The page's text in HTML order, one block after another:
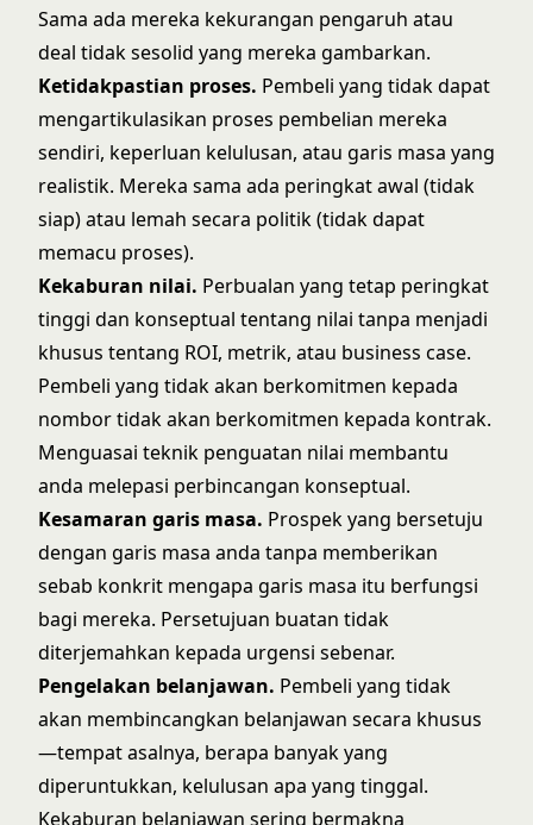
Sama ada mereka kekurangan pengaruh atau
deal tidak sesolid yang mereka gambarkan.
Ketidakpastian proses. Pembeli yang tidak dapat
mengartikulasikan proses pembelian mereka
sendiri, keperluan kelulusan, atau garis masa yang
realistik. Mereka sama ada peringkat awal (tidak
siap) atau lemah secara politik (tidak dapat
memacu proses).
Kekaburan nilai. Perbualan yang tetap peringkat
tinggi dan konseptual tentang nilai tanpa menjadi
khusus tentang ROI, metrik, atau business case.
Pembeli yang tidak akan berkomitmen kepada
nombor tidak akan berkomitmen kepada kontrak.
Menguasai teknik penguatan nilai membantu
anda melepasi perbincangan konseptual.
Kesamaran garis masa. Prospek yang bersetuju
dengan garis masa anda tanpa memberikan
sebab konkrit mengapa garis masa itu berfungsi
bagi mereka. Persetujuan buatan tidak
diterjemahkan kepada urgensi sebenar.
Pengelakan belanjawan. Pembeli yang tidak
akan membincangkan belanjawan secara khusus
—tempat asalnya, berapa banyak yang
diperuntukkan, kelulusan apa yang tinggal.
Kekaburan belanjawan sering bermakna